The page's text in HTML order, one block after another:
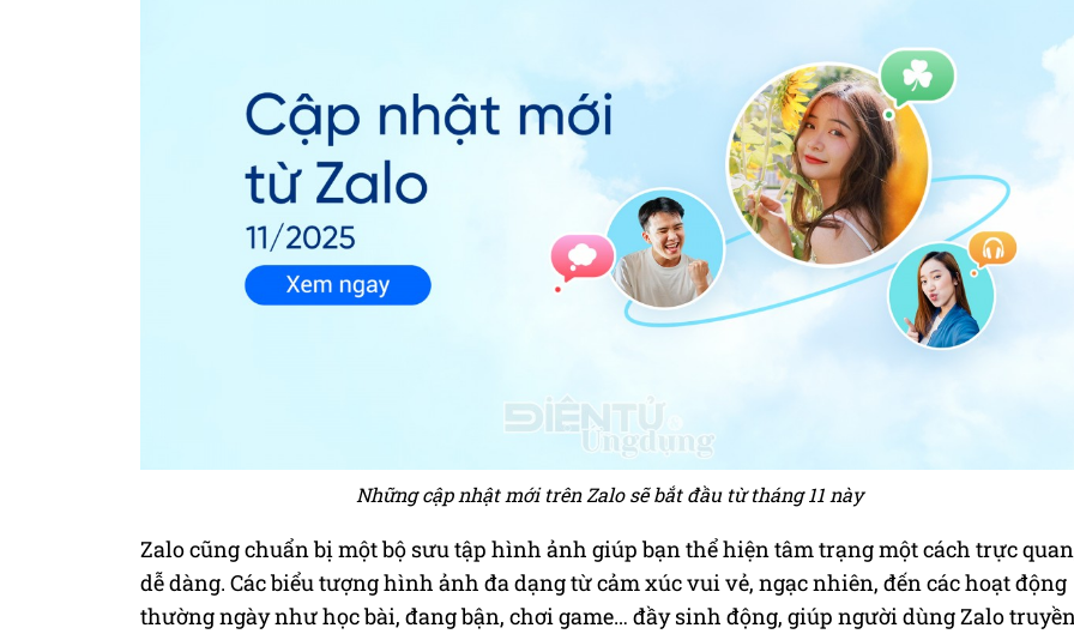
Những cập nhật mới trên Zalo sẽ bắt đầu từ tháng 11 này
Zalo cũng chuẩn bị một bộ sưu tập hình ảnh giúp bạn thể hiện tâm trạng một cách trực
dễ dàng. Các biểu tượng hình ảnh đa dạng từ cảm xúc vui vẻ, ngạc nhiên, đến các hoạt động
thường ngày như học bài, đang bận, chơi game… đầy sinh động, giúp người dùng Zalo